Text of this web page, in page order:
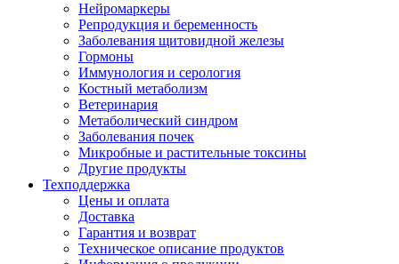
Нейромаркеры
Репродукция и беременность
Заболевания щитовидной железы
Гормоны
Иммунология и серология
Костный метаболизм
Ветеринария
Метаболический синдром
Заболевания почек
Микробные и растительные токсины
Другие продукты
Техподдержка
Цены и оплата
Доставка
Гарантия и возврат
Техническое описание продуктов